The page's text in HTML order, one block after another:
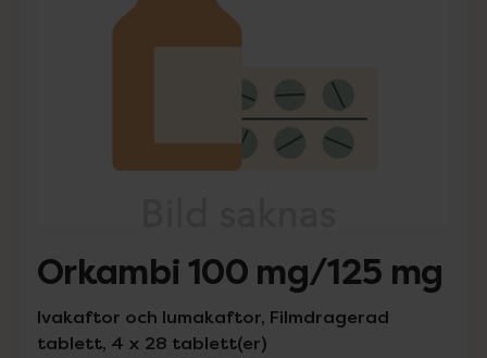
Orkambi 100 mg/125 mg
Ivakaftor och lumakaftor, Filmdragerad
tablett, 4 x 28 tablett(er)